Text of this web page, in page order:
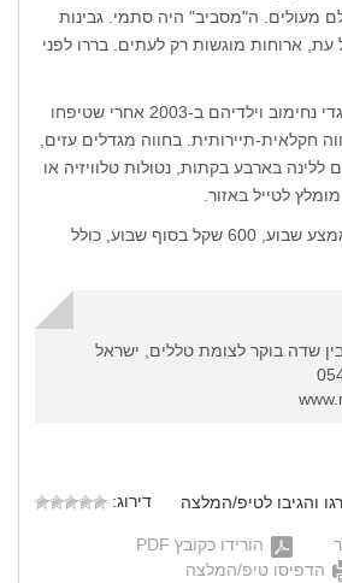
מעולים. ה"מסביב" היה סתמי. גבינות
ארוחות מוגשות רק לעתים. בררו לפני
את החווה הקימו לאה וגדי נחימוב וילדיהם ב-2003 אחרי שטיפחו
חקלאית-תיירותית. בחווה מגדלים עזים,
ללינה בארבע בקתות, נטולות טלוויזיה או
לטייל באזור.
מחיר: 480 שקל לזוג באמצע שבוע, 600 שקל בסוף שבוע, כולל
והגיבו לטיפ/המלצה
דירוג:
הורידו כקובץ PDF
הדפיסו טיפ/המלצה